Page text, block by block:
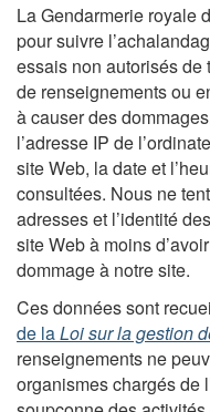
La Gendarmerie royale
pour suivre
essais non autorisés
de renseignements ou
à causer des
l’adresse IP de
site Web, la date et
consultées. Nous ne
adresses et l’identité
site Web à moins
dommage à notre site.
Ces données sont
de laLoi sur la gestion
renseignements ne
organismes chargés de